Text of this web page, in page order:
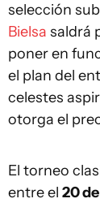
selección
Bielsa saldrá
poner en
el plan del
celestes
otorga el
El torneo
entre el 20